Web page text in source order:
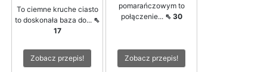
To ciemne kruche ciasto
to doskonała baza do... ⇖
17
Zobacz przepis!
pomarańczowym to
połączenie... ⇖ 30
Zobacz przepis!